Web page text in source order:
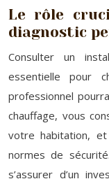
Le rôle
diagnostic
Consulter un
essentielle pour
professionnel
chauffage, vous
votre habitation,
normes de
s’assurer d’un